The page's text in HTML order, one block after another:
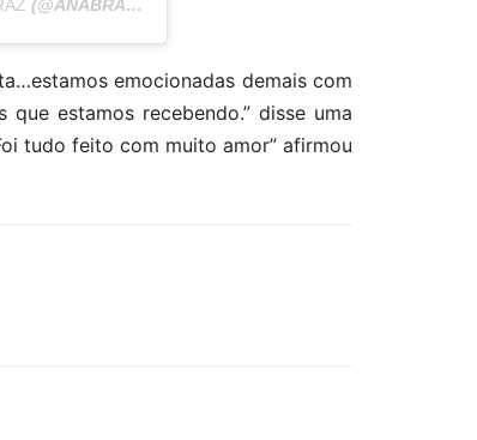
(@ANABRAZ.Z) EM
emocionadas demais com
estamos recebendo.” disse uma
tudo feito com muito amor” afirmou